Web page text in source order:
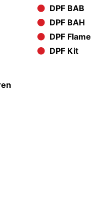
DPF BAB
DPF BAH
DPF Flame
DPF Kit